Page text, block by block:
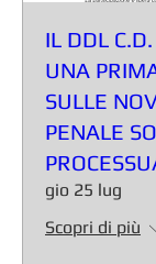
IL DDL
UNA
SULLE
PENALE
gio 25 lug
Scopri di più